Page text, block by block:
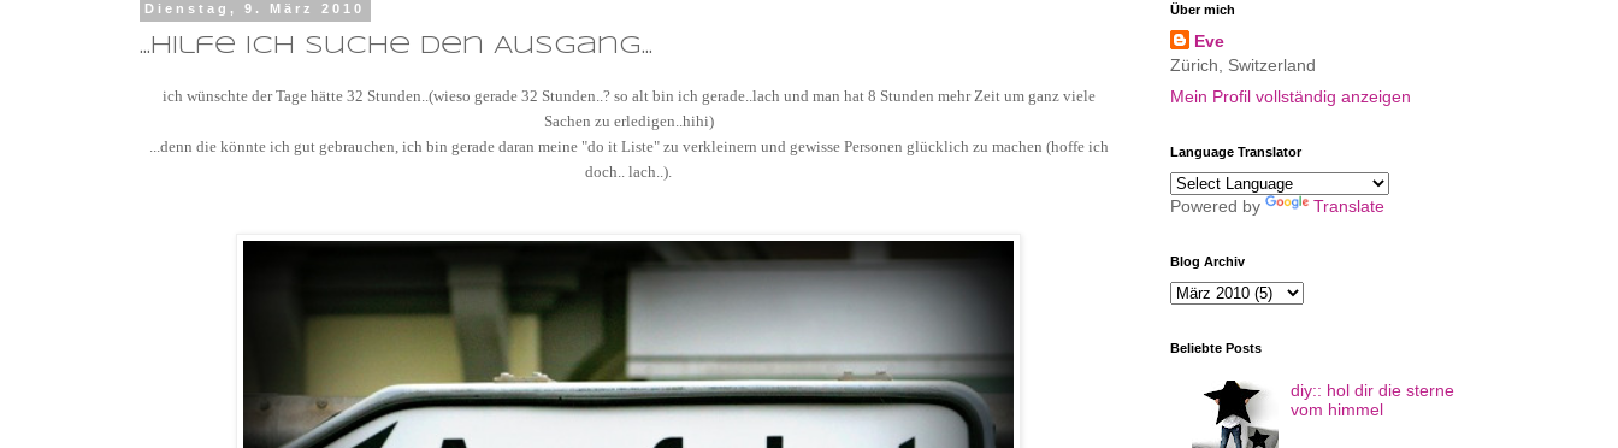
Dienstag, 9. März 2010
...hilfe ich suche den Ausgang...
ich wünschte der Tage hätte 32 Stunden..(wieso gerade 32 Stunden..? so alt bin ich gerade..lach und man hat 8 Stunden mehr Zeit um ganz viele
Sachen zu erledigen..hihi)
...denn die könnte ich gut gebrauchen, ich bin gerade daran meine "do it Liste" zu verkleinern und gewisse Personen glücklich zu machen (hoffe ich
doch.. lach..).
Über mich
Eve
Zürich, Switzerland
Mein Profil vollständig anzeigen
Language Translator
Powered by Translate
Blog Archiv
Beliebte Posts
diy:: hol dir die sterne
vom himmel